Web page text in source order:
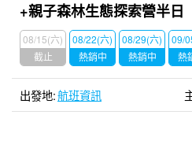
+親子森林生態探索營半日
08/15(六)
截止
08/22(六)
熱銷中
08/29(六)
熱銷中
09/
熱
航班資訊